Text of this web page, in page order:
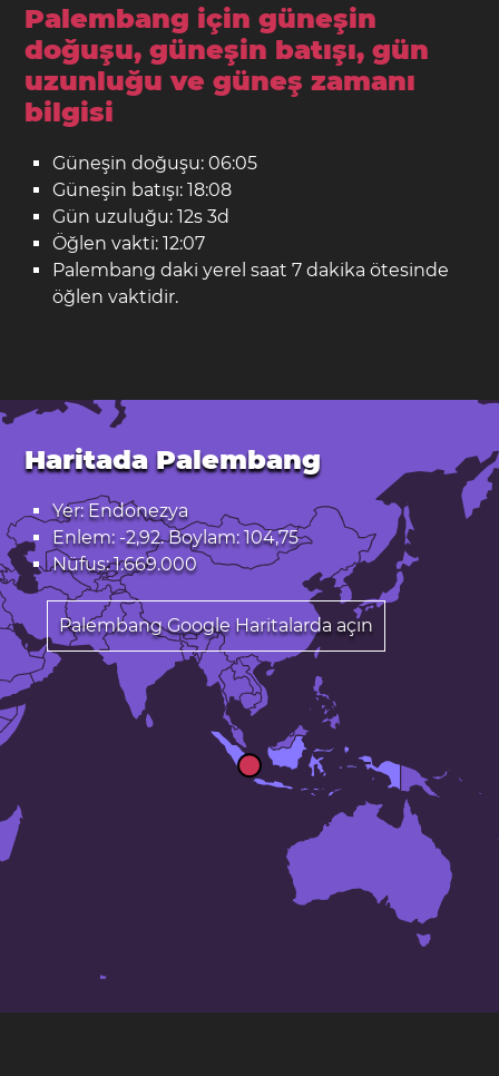
Palembang için güneşin
doğuşu, güneşin batışı, gün
uzunluğu ve güneş zamanı
bilgisi
Güneşin doğuşu: 06:05
Güneşin batışı: 18:08
Gün uzuluğu: 12s 3d
Öğlen vakti: 12:07
Palembang daki yerel saat 7 dakika ötesinde
öğlen vaktidir.
Haritada Palembang
Yer: Endonezya
Enlem: -2,92. Boylam: 104,75
Nüfus: 1.669.000
Palembang Google Haritalarda açın